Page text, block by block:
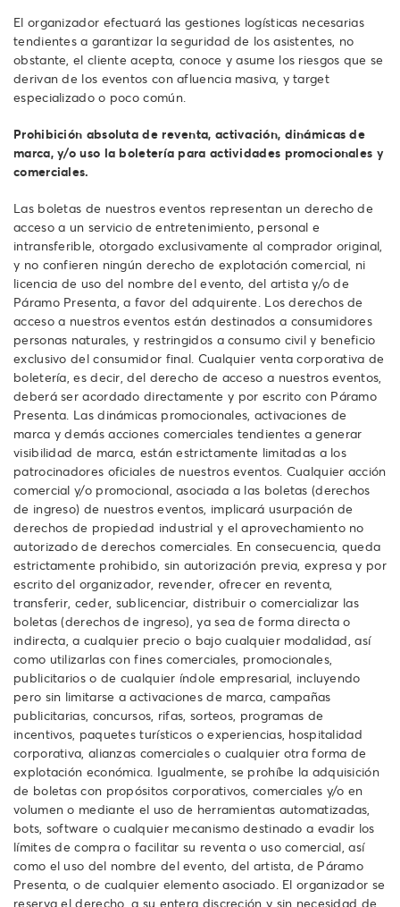
El organizador efectuará las gestiones logísticas necesarias
tendientes a garantizar la seguridad de los asistentes, no
obstante, el cliente acepta, conoce y asume los riesgos que se
derivan de los eventos con afluencia masiva, y target
especializado o poco común.
Prohibición absoluta de reventa, activación, dinámicas de
marca, y/o uso la boletería para actividades promocionales y
comerciales.
Las boletas de nuestros eventos representan un derecho de
acceso a un servicio de entretenimiento, personal e
intransferible, otorgado exclusivamente al comprador original,
y no confieren ningún derecho de explotación comercial, ni
licencia de uso del nombre del evento, del artista y/o de
Páramo Presenta, a favor del adquirente. Los derechos de
acceso a nuestros eventos están destinados a consumidores
personas naturales, y restringidos a consumo civil y beneficio
exclusivo del consumidor final. Cualquier venta corporativa de
boletería, es decir, del derecho de acceso a nuestros eventos,
deberá ser acordado directamente y por escrito con Páramo
Presenta. Las dinámicas promocionales, activaciones de
marca y demás acciones comerciales tendientes a generar
visibilidad de marca, están estrictamente limitadas a los
patrocinadores oficiales de nuestros eventos. Cualquier acción
comercial y/o promocional, asociada a las boletas (derechos
de ingreso) de nuestros eventos, implicará usurpación de
derechos de propiedad industrial y el aprovechamiento no
autorizado de derechos comerciales. En consecuencia, queda
estrictamente prohibido, sin autorización previa, expresa y por
escrito del organizador, revender, ofrecer en reventa,
transferir, ceder, sublicenciar, distribuir o comercializar las
boletas (derechos de ingreso), ya sea de forma directa o
indirecta, a cualquier precio o bajo cualquier modalidad, así
como utilizarlas con fines comerciales, promocionales,
publicitarios o de cualquier índole empresarial, incluyendo
pero sin limitarse a activaciones de marca, campañas
publicitarias, concursos, rifas, sorteos, programas de
incentivos, paquetes turísticos o experiencias, hospitalidad
corporativa, alianzas comerciales o cualquier otra forma de
explotación económica. Igualmente, se prohíbe la adquisición
de boletas con propósitos corporativos, comerciales y/o en
volumen o mediante el uso de herramientas automatizadas,
bots, software o cualquier mecanismo destinado a evadir los
límites de compra o facilitar su reventa o uso comercial, así
como el uso del nombre del evento, del artista, de Páramo
Presenta, o de cualquier elemento asociado. El organizador se
reserva el derecho, a su entera discreción y sin necesidad de